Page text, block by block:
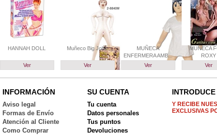
HANNAH DOLL
Ver
Muñeco Big John
Ver
MUÑECA
ENFERMERA AMB...
Ver
MUÑECA
ROXY
Ver
INFORMACIÓN
Aviso legal
Formas de Envío
Atención al Cliente
Como Comprar
SU CUENTA
Tu cuenta
Datos personales
Tus puntos
Devoluciones
Y RECIBE
EXCLUSIVAS